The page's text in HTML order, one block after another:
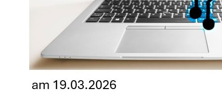
Zum Anfang der Bildergalerie springen
V0240280
HOFnetzwerk digital:
Künstliche Intelligenz